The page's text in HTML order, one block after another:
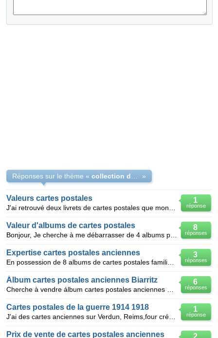
Réponses sur le thème « »
1
réponse
Valeurs cartes postales
8
réponses
Valeur d'albums de cartes postales
3
réponses
Expertise cartes postales anciennes
6
réponses
Álbum cartes postales anciennes Biarritz
1
réponse
Cartes postales de la guerre 1914 1918
2
Prix de vente de cartes postales anciennes